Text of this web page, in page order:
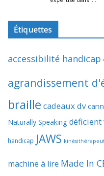
Étiquettes
accessibilité handicap
agrandissement
braille cadeaux dv
Naturally Speaking déficient
handicap JAWS
machine à lire Made In